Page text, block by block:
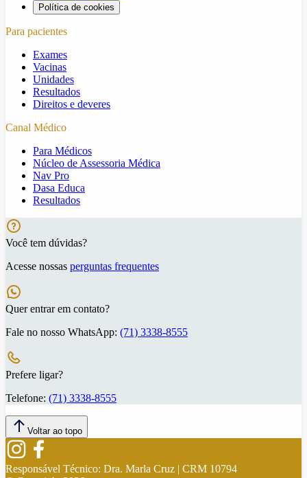
Política de cookies
Para pacientes
Exames
Vacinas
Unidades
Resultados
Direitos e deveres
Canal Médico
Para Médicos
Núcleo de Assessoria Médica
Nav Pro
Dasa Educa
Resultados
Você tem dúvidas?
Acesse nossas perguntas frequentes
Quer entrar em contato?
Fale no nosso WhatsApp: (71) 3338-8555
Prefere ligar?
Telefone: (71) 3338-8555
Voltar ao topo
Responsável Técnico: Dra. Marla Cruz | CRM 10794